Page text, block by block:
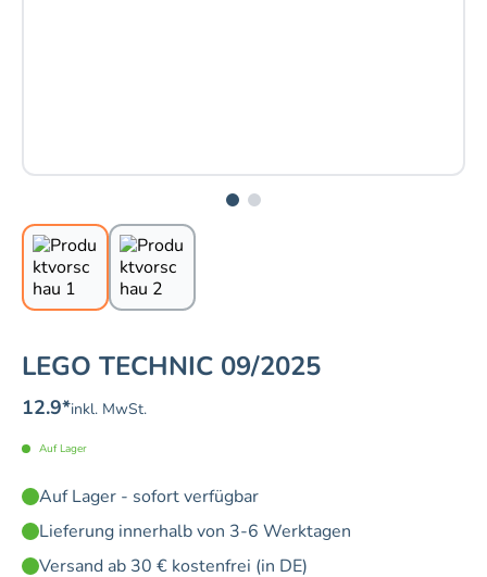
LEGO TECHNIC 09/2025
12.9*inkl. MwSt.
Auf Lager
Auf Lager - sofort verfügbar
Lieferung innerhalb von 3-6 Werktagen
Versand ab 30 € kostenfrei (in DE)